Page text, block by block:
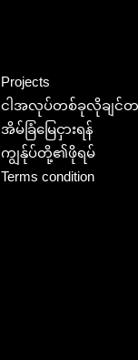
Projects
ငါအလုပ်တစ်ခုလိုချင်
အိမ်ခြံမြေငှားရန်
ကျွန်ုပ်တို့၏ဖိုရမ်
Terms condition